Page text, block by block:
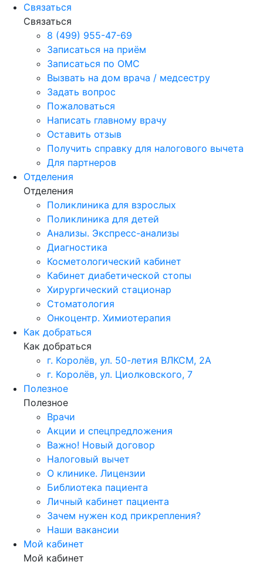
Связаться
Связаться
8 (499) 955-47-69
Записаться на приём
Записаться по ОМС
Вызвать на дом врача / медсестру
Задать вопрос
Пожаловаться
Написать главному врачу
Оставить отзыв
Получить справку для налогового вычета
Для партнеров
Отделения
Отделения
Поликлиника для взрослых
Поликлиника для детей
Анализы. Экспресс-анализы
Диагностика
Косметологический кабинет
Кабинет диабетической стопы
Хирургический стационар
Стоматология
Онкоцентр. Химиотерапия
Как добраться
Как добраться
г. Королёв, ул. 50-летия ВЛКСМ, 2А
г. Королёв, ул. Циолковского, 7
Полезное
Полезное
Врачи
Акции и спецпредложения
Важно! Новый договор
Налоговый вычет
О клинике. Лицензии
Библиотека пациента
Личный кабинет пациента
Зачем нужен код прикрепления?
Наши вакансии
Мой кабинет
Мой кабинет